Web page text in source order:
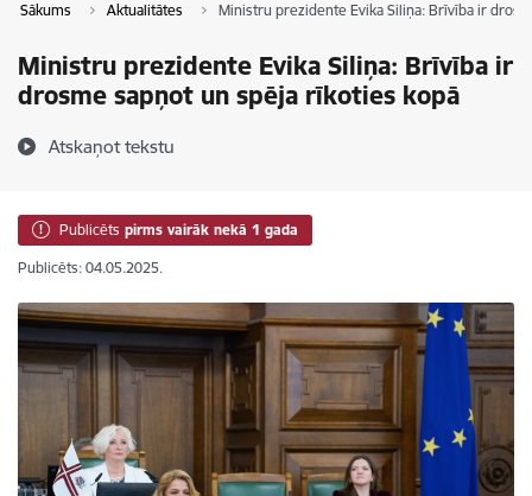
Sākums Aktualitātes Ministru prezidente Evika Siliņa: Brīvība ir
Ministru prezidente Evika Siliņa: Brīvība ir
drosme sapņot un spēja rīkoties kopā
Atskaņot tekstu
Publicēts pirms vairāk nekā 1 gada
Publicēts: 04.05.2025.